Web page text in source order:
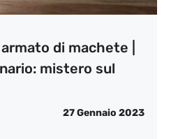
di machete |
mistero sul
27 Gennaio 2023